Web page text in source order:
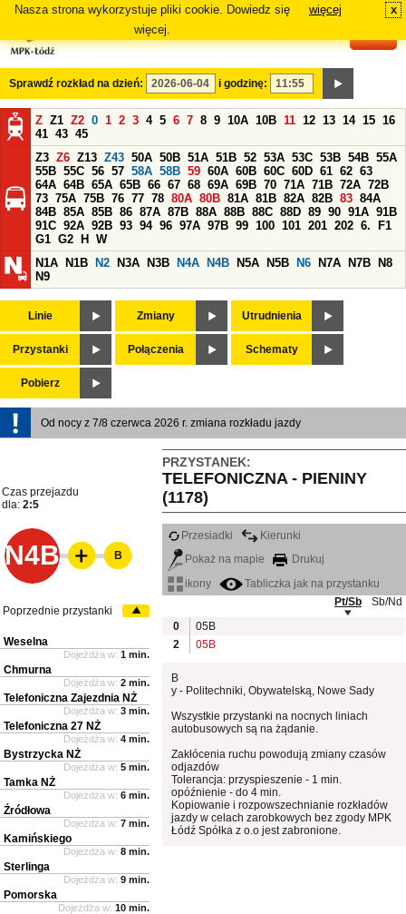
Nasza strona wykorzystuje pliki cookie. Dowiedz się
więcej.
więcej x
Sprawdź rozkład na dzień: i godzinę:
Z Z1 Z2 0 1 2 3 4 5 6 7 8 9 10A 10B 11 12 13 14 15 16
41 43 45
Z3 Z6 Z13 Z43 50A 50B 51A 51B 52 53A 53C 53B 54B 55A
55B 55C 56 57 58A 58B 59 60A 60B 60C 60D 61 62 63
64A 64B 65A 65B 66 67 68 69A 69B 70 71A 71B 72A 72B
73 75A 75B 76 77 78 80A 80B 81A 81B 82A 82B 83 84A
84B 85A 85B 86 87A 87B 88A 88B 88C 88D 89 90 91A 91B
91C 92A 92B 93 94 96 97A 97B 99 100 101 201 202 6.
F1
G1 G2 H
W
N1A
N1B N2 N3A N3B N4A N4B N5A N5B N6 N7A N7B
N8
N9
Linie Zmiany Utrudnienia
Przystanki Połączenia Schematy
Pobierz
Od nocy z 7/8 czerwca 2026 r. zmiana rozkładu jazdy
PRZYSTANEK:
TELEFONICZNA - PIENINY
(1178)
Czas przejazdu
dla: 2:5
N4B
Przesiadki
Kierunki
Pokaż na mapie
Drukuj
ikony
Tabliczka jak na przystanku
Pt/Sb
Sb/Nd
0
05B
2
05B
B
y - Politechniki, Obywatelską, Nowe Sady
Wszystkie przystanki na nocnych liniach
autobusowych są na żądanie.
Zakłócenia ruchu powodują zmiany czasów
odjazdów
Tolerancja: przyspieszenie - 1 min.
opóźnienie - do 4 min.
Kopiowanie i rozpowszechnianie rozkładów
jazdy w celach zarobkowych bez zgody MPK
Łódź Spółka z o.o jest zabronione.
B
Poprzednie przystanki
Weselna
Dojeżdża w: 1 min.
Chmurna
Dojeżdża w: 2 min.
Telefoniczna Zajezdnia NŻ
Dojeżdża w: 3 min.
Telefoniczna 27 NŻ
Dojeżdża w: 4 min.
Bystrzycka NŻ
Dojeżdża w: 5 min.
Tamka NŻ
Dojeżdża w: 6 min.
Źródłowa
Dojeżdża w: 7 min.
Kamińskiego
Dojeżdża w: 8 min.
Sterlinga
Dojeżdża w: 9 min.
Pomorska
Dojeżdża w: 10 min.